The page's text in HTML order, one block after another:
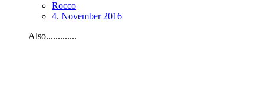
Rocco
4. November 2016
Also.............